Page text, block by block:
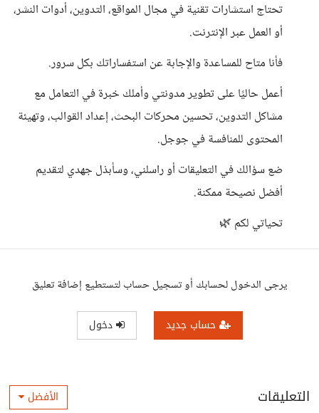
تحتاج استشارات تقنية في مجال المواقع، التدوين، أدوات النشر،
أو العمل عبر الإنترنت.
فأنا متاح للمساعدة والإجابة عن استفساراتك بكل سرور.
أعمل حاليًا على تطوير مدونتي وأملك خبرة في التعامل مع
مشاكل التدوين، تحسين محركات البحث، إعداد القوالب، وتهيئة
المحتوى للمنافسة في جوجل.
ضع سؤالك في التعليقات أو راسلني، وسأبذل جهدي لتقديم
أفضل نصيحة ممكنة.
تحياتي لكم 🌿
يرجى الدخول لحسابك أو تسجيل حساب لتستطيع إضافة تعليق
حساب جديد دخول
التعليقات الأفضل